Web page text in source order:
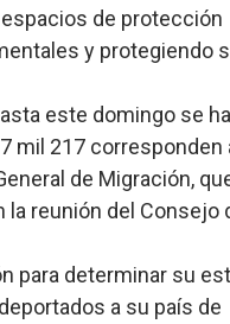
de protección
y protegiendo
este domingo se
mil 217 corresponden
de Migración,
reunión del Consejo
para determinar su
a su país de